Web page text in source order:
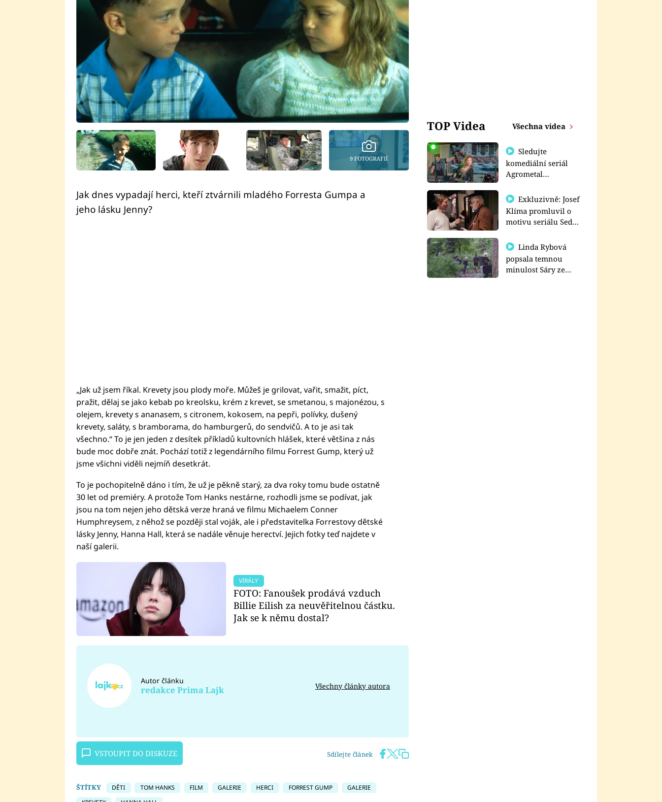
9 FOTOGRAFIÍ
Jak dnes vypadají herci, kteří ztvárnili mladého Forresta Gumpa a
jeho lásku Jenny?
„Jak už jsem říkal. Krevety jsou plody moře. Můžeš je grilovat, vařit, smažit, píct,
pražit, dělaj se jako kebab po kreolsku, krém z krevet, se smetanou, s majonézou, s
olejem, krevety s ananasem, s citronem, kokosem, na pepři, polívky, dušený
krevety, saláty, s bramborama, do hamburgerů, do sendvičů. A to je asi tak
všechno.“ To je jen jeden z desítek příkladů kultovních hlášek, které většina z nás
bude moc dobře znát. Pochází totiž z legendárního filmu Forrest Gump, který už
jsme všichni viděli nejmíň desetkrát.
To je pochopitelně dáno i tím, že už je pěkně starý, za dva roky tomu bude ostatně
30 let od premiéry. A protože Tom Hanks nestárne, rozhodli jsme se podívat, jak
jsou na tom nejen jeho dětská verze hraná ve filmu Michaelem Conner
Humphreysem, z něhož se později stal voják, ale i představitelka Forrestovy dětské
lásky Jenny, Hanna Hall, která se nadále věnuje herectví. Jejich fotky teď najdete v
naší galerii.
VIRÁLY
FOTO: Fanoušek prodává vzduch
Billie Eilish za neuvěřitelnou částku.
Jak se k němu dostal?
Autor článku
redakce Prima Lajk Všechny články autora
VSTOUPIT DO DISKUZE Sdílejte článek
ŠTÍTKY DĚTI TOM HANKS FILM GALERIE HERCI FORREST GUMP
GALERIE
TOP Videa Všechna videa
Sledujte
komediální seriál
Agrometal
prima+
Exkluzivně: Josef
Klíma promluvil o
motivu seriálu Sedm
Linda Rybová
popsala temnou
minulost Sáry ze